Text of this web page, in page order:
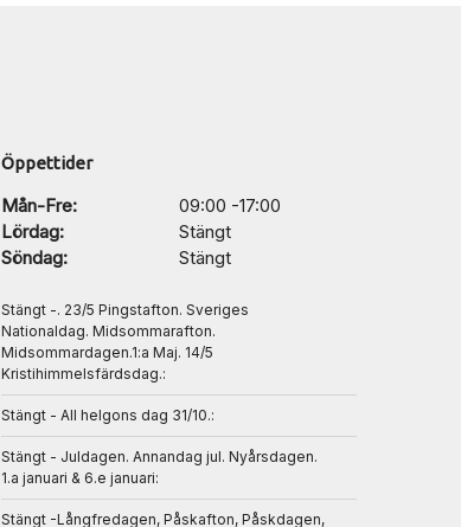
Öppettider
Mån-Fre:
09:00 -17:00
Lördag:
Stängt
Söndag:
Stängt
Stängt -. 23/5 Pingstafton. Sveriges
Nationaldag. Midsommarafton.
Midsommardagen.1:a Maj. 14/5
Kristihimmelsfärdsdag.:
Stängt - All helgons dag 31/10.:
Stängt - Juldagen. Annandag jul. Nyårsdagen.
1.a januari & 6.e januari:
Stängt -Långfredagen, Påskafton, Påskdagen,